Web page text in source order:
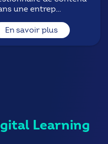
une entrep…
En savoir plus
Learning